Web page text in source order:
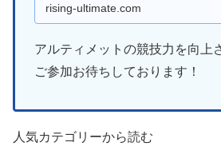
rising-ultimate.com
アルティメットの競技力を向上
ご参加お待ちしております！
人気カテゴリーから読む